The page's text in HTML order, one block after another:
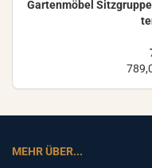
Gar­ten­mö­bel
MEHR ÜBER...